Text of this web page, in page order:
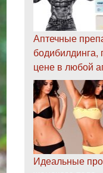
Аптечные
цене в любой
Идеальные